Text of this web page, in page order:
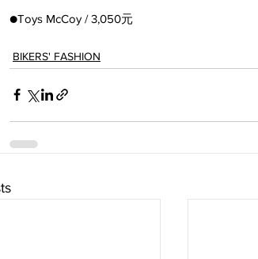
●Toys McCoy / 3,050元
BIKERS' FASHION